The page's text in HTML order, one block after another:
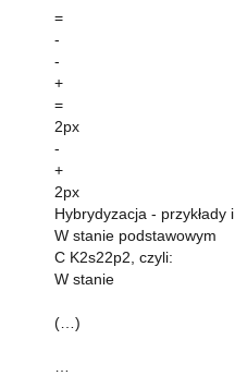
=
-
-
+
=
2px
-
+
2px
Hybrydyzacja - przykłady
W stanie podstawowym
C K2s22p2, czyli:
W stanie
(…)